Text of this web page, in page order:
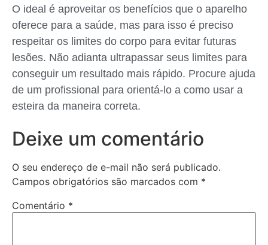
O ideal é aproveitar os benefícios que o aparelho
oferece para a saúde, mas para isso é preciso
respeitar os limites do corpo para evitar futuras
lesões. Não adianta ultrapassar seus limites para
conseguir um resultado mais rápido. Procure ajuda
de um profissional para orientá-lo a como usar a
esteira da maneira correta.
Deixe um comentário
O seu endereço de e-mail não será publicado.
Campos obrigatórios são marcados com *
Comentário *